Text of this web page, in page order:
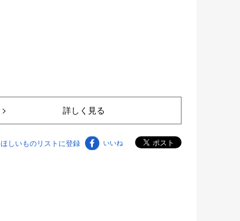
詳しく見る
ほしいものリストに登録 いいね